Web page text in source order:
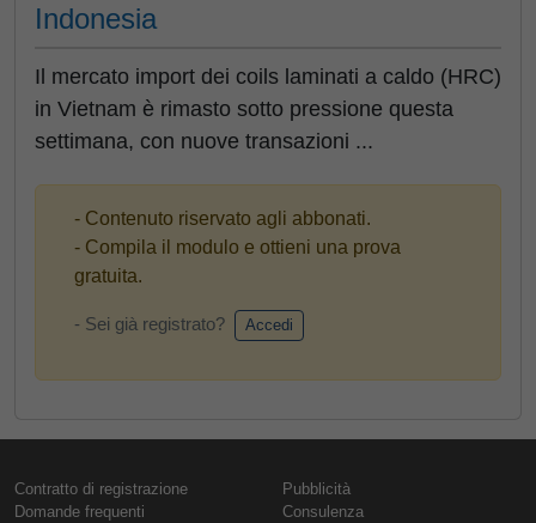
Indonesia
Il mercato import dei coils laminati a caldo (HRC)
in Vietnam è rimasto sotto pressione questa
settimana, con nuove transazioni ...
- Contenuto riservato agli abbonati.
- Compila il modulo e ottieni una prova
gratuita.
- Sei già registrato? Accedi
Contratto di registrazione
Domande frequenti
Pubblicità
Consulenza